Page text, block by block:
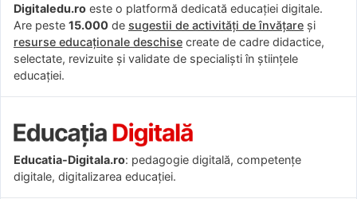
Digitaledu.ro este o platformă dedicată educației digitale.
Are peste 15.000 de sugestii de activități de învățare și
resurse educaționale deschise create de cadre didactice,
selectate, revizuite și validate de specialiști în științele
educației.
Educatia-Digitala.ro: pedagogie digitală, competențe
digitale, digitalizarea educației.